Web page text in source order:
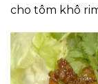
cho tôm khô